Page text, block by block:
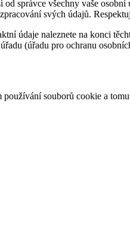
správce všechny vaše
svých údajů.
údaje naleznete na konci
(úřadu pro ochranu
souborů cookie a